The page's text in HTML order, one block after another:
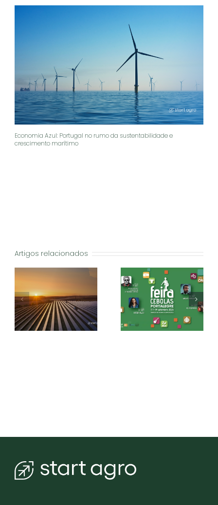
Economia Azul: Portugal no rumo da sustentabilidade e
crescimento marítimo
Artigos relacionados
Feira das Cebolas
2025: Tradição e
sabores em Portalegre
Economia Azul:
Portugal no rumo da
sustentabilidade e
crescimento marítimo